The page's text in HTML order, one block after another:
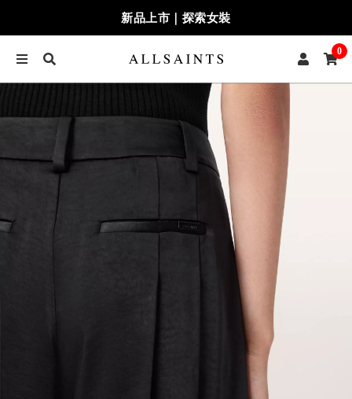
新品上市｜探索女裝
0